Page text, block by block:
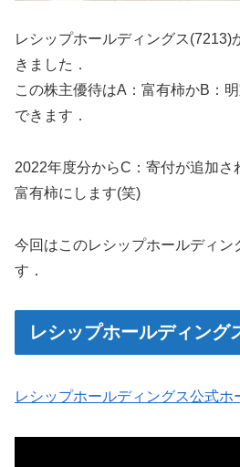
レシップホールディングス(7213)
きました．
この株主優待はA：富有柿かB：
できます．
2022年度分からC：寄付が追加さ
富有柿にします(笑)
今回はこのレシップホールディン
す．
レシップホールディング
レシップホールディングス公式ホ